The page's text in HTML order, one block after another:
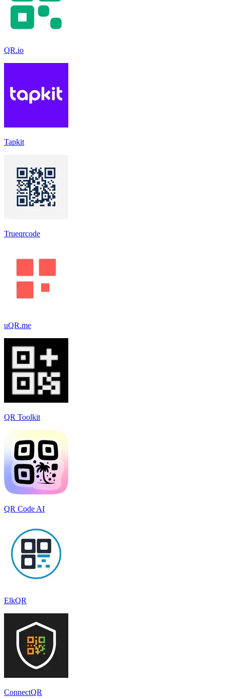
QR.io
Tapkit
Trueqrcode
uQR.me
QR Toolkit
QR Code AI
ElkQR
ConnectQR